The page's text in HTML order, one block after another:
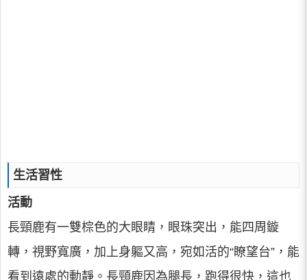
生活習性
活動
長頸鹿有一雙棕色的大眼睛，眼珠突出，能四周鏇
轉，視野寬廣，加上身軀又高，宛如活的“瞭望台”，能
看到遠處的動靜。長頸鹿因為腿長，跑得很快，這也